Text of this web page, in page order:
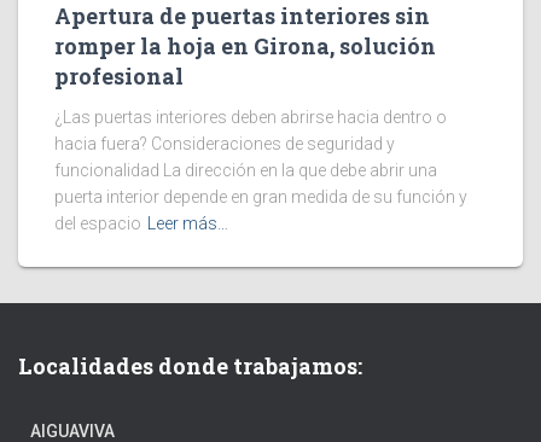
Apertura de puertas interiores sin
romper la hoja en Girona, solución
profesional
¿Las puertas interiores deben abrirse hacia dentro o
hacia fuera? Consideraciones de seguridad y
funcionalidad La dirección en la que debe abrir una
puerta interior depende en gran medida de su función y
del espacio
Leer más…
Localidades donde trabajamos:
AIGUAVIVA